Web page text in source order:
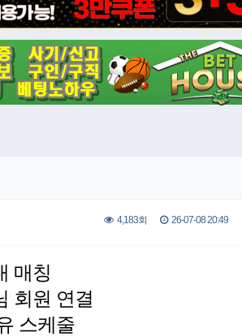
4,183회 26-07-08 20:49
매칭
회원 연결
스케줄